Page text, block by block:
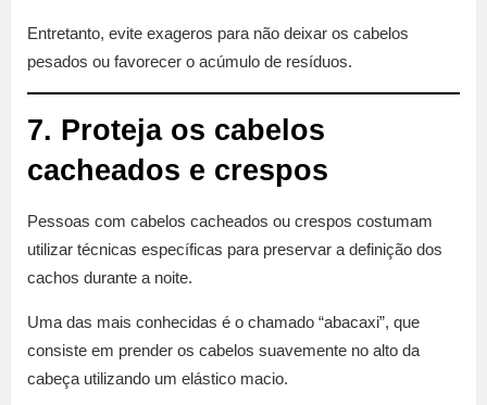
Entretanto, evite exageros para não deixar os cabelos
pesados ou favorecer o acúmulo de resíduos.
7. Proteja os cabelos
cacheados e crespos
Pessoas com cabelos cacheados ou crespos costumam
utilizar técnicas específicas para preservar a definição dos
cachos durante a noite.
Uma das mais conhecidas é o chamado “abacaxi”, que
consiste em prender os cabelos suavemente no alto da
cabeça utilizando um elástico macio.